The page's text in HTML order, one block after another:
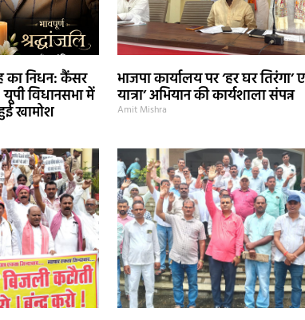
का निधन: कैंसर
विधानसभा में
खामोश
भाजपा कार्यालय पर ‘हर घर तिरंगा’
यात्रा’ अभियान की कार्यशाला संपन्न
Amit Mishra